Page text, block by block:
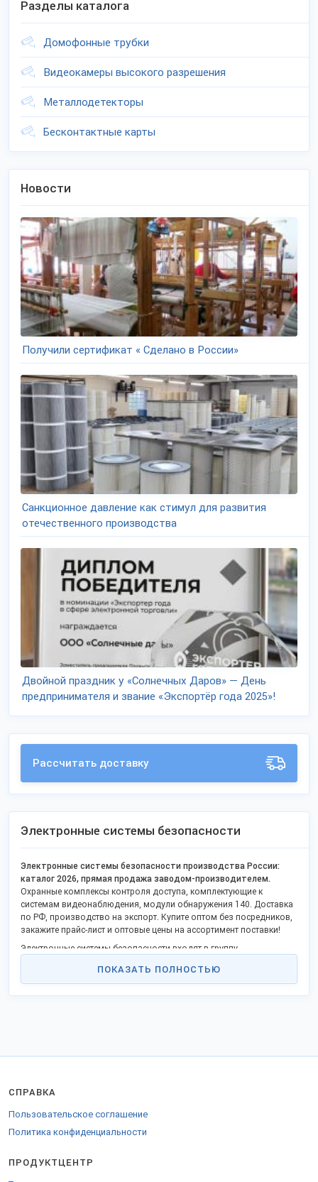
Разделы каталога
Домофонные трубки
Видеокамеры высокого разрешения
Металлодетекторы
Бесконтактные карты
Новости
Получили сертификат « Сделано в России»
Санкционное давление как стимул для развития
отечественного производства
Двойной праздник у «Солнечных Даров» — День
предпринимателя и звание «Экспортёр года 2025»!
Рассчитать доставку
Электронные системы безопасности
Электронные системы безопасности производства России:
каталог 2026, прямая продажа заводом-производителем.
Охранные комплексы контроля доступа, комплектующие к
системам видеонаблюдения, модули обнаружения 140. Доставка
по РФ, производство на экспорт. Купите оптом без посредников,
закажите прайс-лист и оптовые цены на ассортимент поставки!
Электронные системы безопасности входят в группу
"Системы контроля и управления доступом" (сокращенное СКУД).
Единый российский регулирующий регламент — ГОСТ Р 51241-
контроллерами и ПО;
сверхчеткого разрешения; видеосерверы и устройства
регистрации; считыватели карт дальнего действия и электронные
кабинеты; системы диспетчеризации — неполный ассортимент
Цены без накруток посредников, продажа по прайсу
ПОКАЗАТЬ ПОЛНОСТЬЮ
СПРАВКА
Пользовательское соглашение
Политика конфиденциальности
ПРОДУКТЦЕНТР